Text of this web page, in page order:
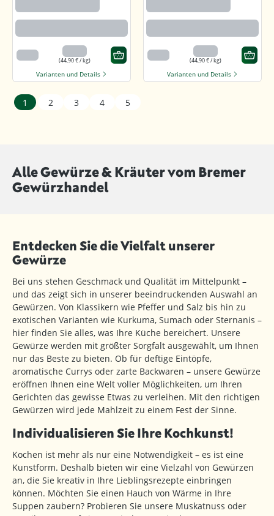
100 g 4,49 €
(44,90 € / kg)
Varianten und Details
100 g 4,49 €
(44,90 € / kg)
Varianten und Details
1 2 3 4 5
Alle Gewürze & Kräuter vom Bremer
Gewürzhandel
Entdecken Sie die Vielfalt unserer
Gewürze
Bei uns stehen Geschmack und Qualität im Mittelpunkt –
und das zeigt sich in unserer beeindruckenden Auswahl an
Gewürzen. Von Klassikern wie Pfeffer und Salz bis hin zu
exotischen Varianten wie Kurkuma, Sumach oder Sternanis –
hier finden Sie alles, was Ihre Küche bereichert. Unsere
Gewürze werden mit größter Sorgfalt ausgewählt, um Ihnen
nur das Beste zu bieten. Ob für deftige Eintöpfe,
aromatische Currys oder zarte Backwaren – unsere Gewürze
eröffnen Ihnen eine Welt voller Möglichkeiten, um Ihren
Gerichten das gewisse Etwas zu verleihen. Mit den richtigen
Gewürzen wird jede Mahlzeit zu einem Fest der Sinne.
Individualisieren Sie Ihre Kochkunst!
Kochen ist mehr als nur eine Notwendigkeit – es ist eine
Kunstform. Deshalb bieten wir eine Vielzahl von Gewürzen
an, die Sie kreativ in Ihre Lieblingsrezepte einbringen
können. Möchten Sie einen Hauch von Wärme in Ihre
Suppen zaubern? Probieren Sie unsere Muskatnuss oder